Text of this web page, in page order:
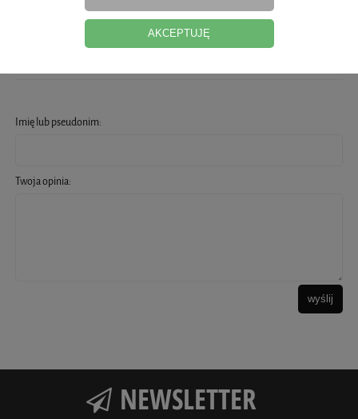
Imię lub pseudonim:
Twoja opinia:
wyślij
NEWSLETTER
AKCEPTUJĘ